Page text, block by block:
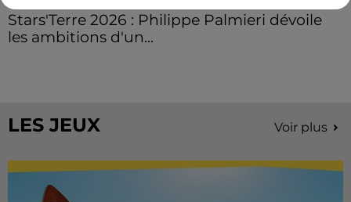
Stars'Terre 2026 : Philippe Palmieri dévoile
les ambitions d'un...
LES JEUX Voir plus